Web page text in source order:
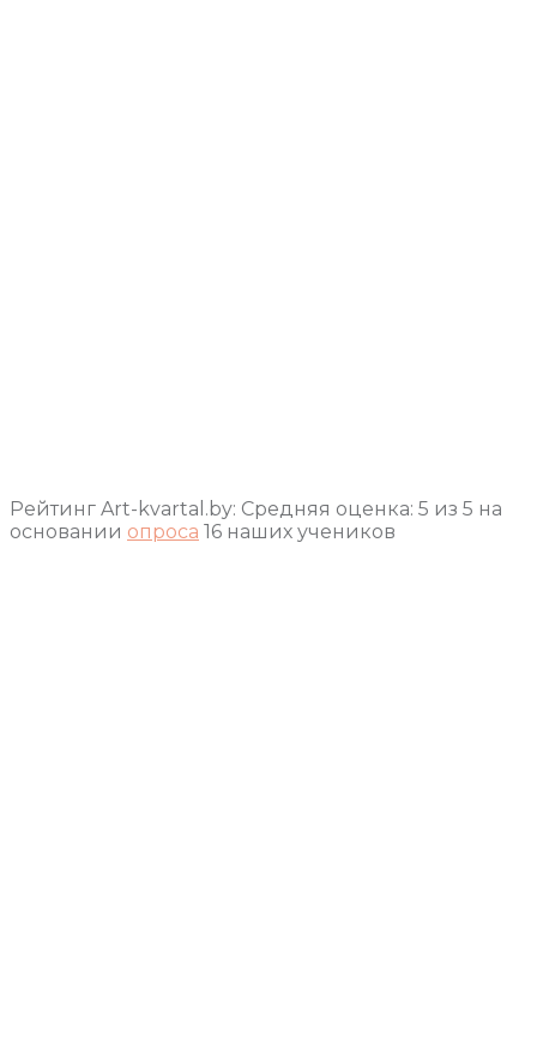
Рейтинг Art-kvartal.by: Средняя оценка: 5 из 5 на
основании опроса 16 наших учеников